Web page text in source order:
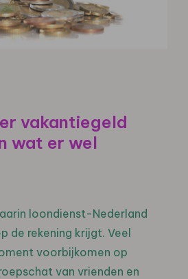
vakantiegeld
wat er wel
loondienst-Nederland
de rekening krijgt. Veel
voorbijkomen op
van vrienden en